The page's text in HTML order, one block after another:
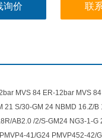
询价 联
MVS 84 ER-12bar MVS
S/30-GM 24 NBMD 16.Z/
AB2.0 /2/S-GM24 NG3-1-
41/G24 PMVP452-42/